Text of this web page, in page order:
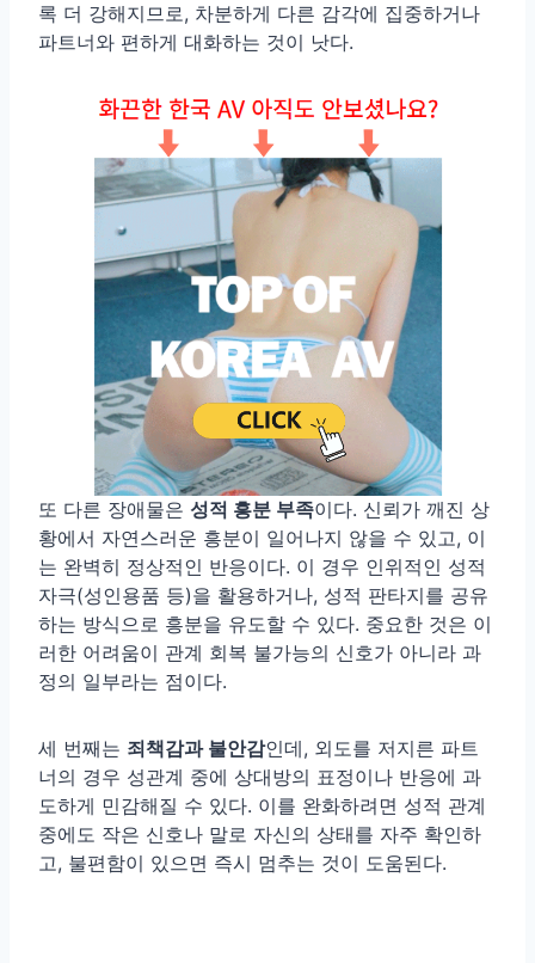
록 더 강해지므로, 차분하게 다른 감각에 집중하거나
파트너와 편하게 대화하는 것이 낫다.
또 다른 장애물은 성적 흥분 부족이다. 신뢰가 깨진 상
황에서 자연스러운 흥분이 일어나지 않을 수 있고, 이
는 완벽히 정상적인 반응이다. 이 경우 인위적인 성적
자극(성인용품 등)을 활용하거나, 성적 판타지를 공유
하는 방식으로 흥분을 유도할 수 있다. 중요한 것은 이
러한 어려움이 관계 회복 불가능의 신호가 아니라 과
정의 일부라는 점이다.
세 번째는 죄책감과 불안감인데, 외도를 저지른 파트
너의 경우 성관계 중에 상대방의 표정이나 반응에 과
도하게 민감해질 수 있다. 이를 완화하려면 성적 관계
중에도 작은 신호나 말로 자신의 상태를 자주 확인하
고, 불편함이 있으면 즉시 멈추는 것이 도움된다.